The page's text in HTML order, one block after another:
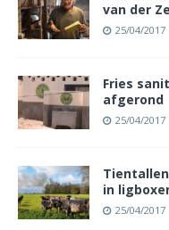
van der
25/04/2017
Fries
afgerond
25/04/2017
in
25/04/2017